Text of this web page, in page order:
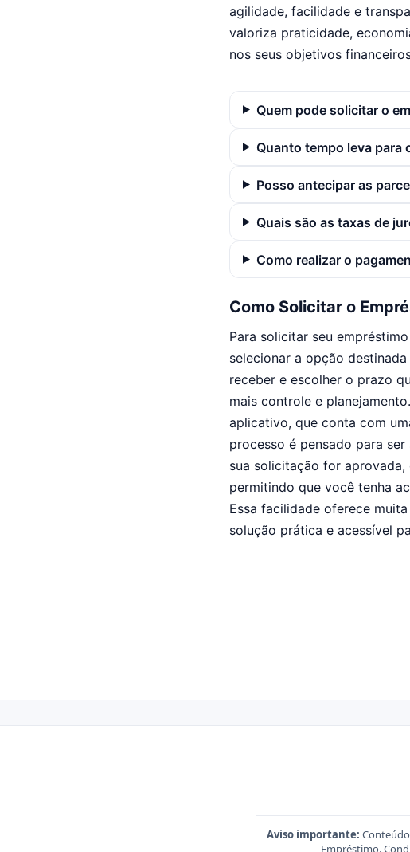
agilidade, facilidade e
valoriza praticidade,
nos seus objetivos
Quem pode solicitar o
Quanto tempo leva para
Posso antecipar as
Quais são as taxas de
Como realizar o
Como Solicitar o
Para solicitar seu
selecionar a opção
receber e escolher o prazo
mais controle e
aplicativo, que conta com
processo é pensado para
sua solicitação for
permitindo que você tenha
Essa facilidade oferece
solução prática e acessível
Aviso importante:
Empréstimo.